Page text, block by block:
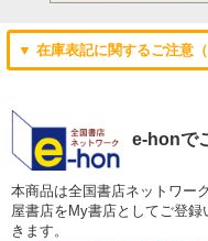
▼ 在庫表記に関するご注意（
e-honで
本商品は全国書店ネットワー
屋書店をMy書店としてご登
きます。